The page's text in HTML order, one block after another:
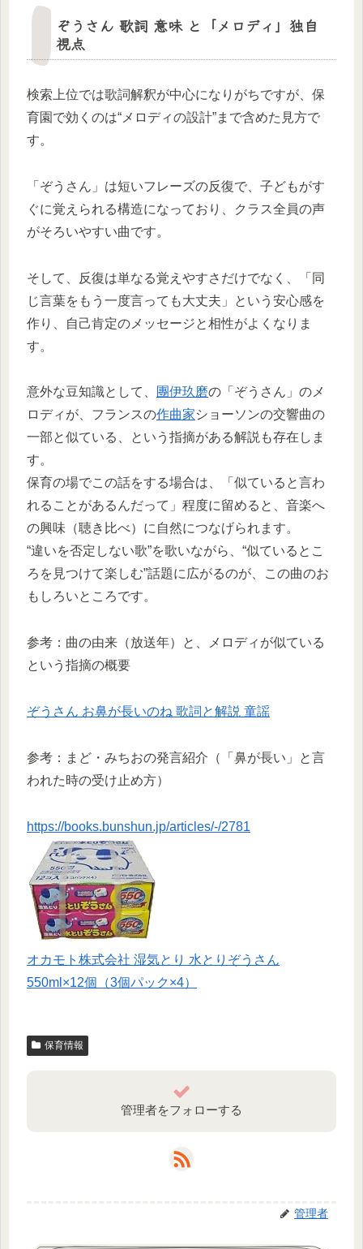
ぞうさん 歌詞 意味 と「メロディ」独自
視点
検索上位では歌詞解釈が中心になりがちですが、保
育園で効くのは“メロディの設計”まで含めた見方で
す。
「ぞうさん」は短いフレーズの反復で、子どもがす
ぐに覚えられる構造になっており、クラス全員の声
がそろいやすい曲です。
そして、反復は単なる覚えやすさだけでなく、「同
じ言葉をもう一度言っても大丈夫」という安心感を
作り、自己肯定のメッセージと相性がよくなりま
す。
意外な豆知識として、 團伊玖磨の「ぞうさん」のメ
ロディが、フランスの作曲家ショーソンの交響曲の
一部と似ている、という指摘がある解説も存在しま
す。​
保育の場でこの話をする場合は、「似ていると言わ
れることがあるんだって」程度に留めると、音楽へ
の興味（聴き比べ）に自然につなげられます。​
“違いを否定しない歌”を歌いながら、“似ているとこ
ろを見つけて楽しむ”話題に広がるのが、この曲のお
もしろいところです。​
参考：曲の由来（放送年）と、メロディが似ている
という指摘の概要
ぞうさん お鼻が長いのね 歌詞と解説 童謡
参考：まど・みちおの発言紹介（「鼻が長い」と言
われた時の受け止め方）
https://books.bunshun.jp/articles/-/2781
オカモト株式会社 湿気とり 水とりぞうさん
550ml×12個（3個パック×4）
保育情報
管理者をフォローする
管理者